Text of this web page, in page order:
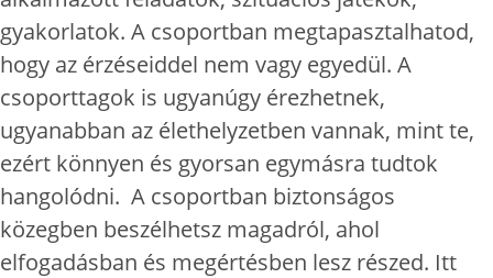
gyakorlatok. A csoportban megtapasztalhatod,
hogy az érzéseiddel nem vagy egyedül. A
csoporttagok is ugyanúgy érezhetnek,
ugyanabban az élethelyzetben vannak, mint te,
ezért könnyen és gyorsan egymásra tudtok
hangolódni. A csoportban biztonságos
közegben beszélhetsz magadról, ahol
elfogadásban és megértésben lesz részed. Itt